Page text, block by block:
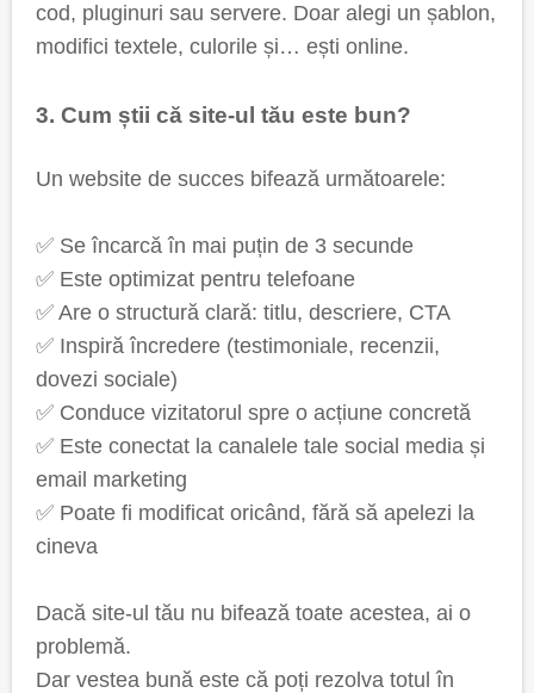
cod, pluginuri sau servere. Doar alegi un șablon,
modifici textele, culorile și… ești online.
3. Cum știi că site-ul tău este bun?
Un website de succes bifează următoarele:
✅ Se încarcă în mai puțin de 3 secunde
✅ Este optimizat pentru telefoane
✅ Are o structură clară: titlu, descriere, CTA
✅ Inspiră încredere (testimoniale, recenzii,
dovezi sociale)
✅ Conduce vizitatorul spre o acțiune concretă
✅ Este conectat la canalele tale social media și
email marketing
✅ Poate fi modificat oricând, fără să apelezi la
cineva
Dacă site-ul tău nu bifează toate acestea, ai o
problemă.
Dar vestea bună este că poți rezolva totul în